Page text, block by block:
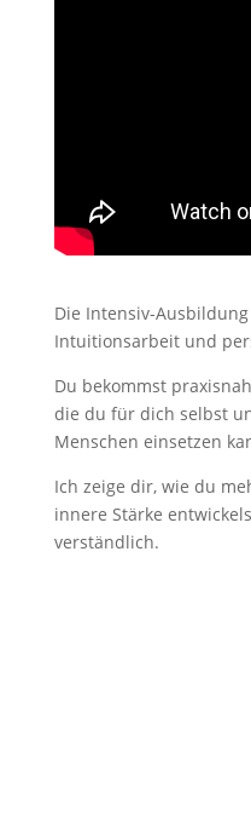
Die Intensiv-
Intuitionsarbeit und
Du bekommst
die du für dich selbst
Menschen einsetzen
Ich zeige dir, wie du
innere Stärke
verständlich.